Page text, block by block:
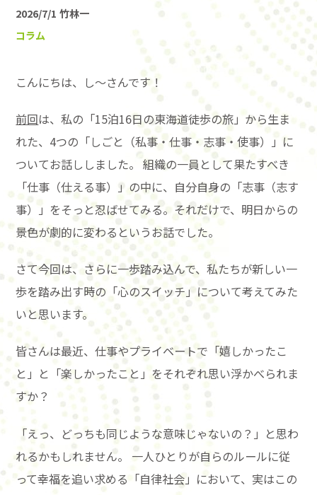
2026/7/1 竹林一
コラム
こんにちは、し〜さんです！
前回は、私の「15泊16日の東海道徒歩の旅」から生ま
れた、4つの「しごと（私事・仕事・志事・使事）」に
ついてお話ししました。 組織の一員として果たすべき
「仕事（仕える事）」の中に、自分自身の「志事（志す
事）」をそっと忍ばせてみる。それだけで、明日からの
景色が劇的に変わるというお話でした。
さて今回は、さらに一歩踏み込んで、私たちが新しい一
歩を踏み出す時の「心のスイッチ」について考えてみた
いと思います。
皆さんは最近、仕事やプライベートで「嬉しかったこ
と」と「楽しかったこと」をそれぞれ思い浮かべられま
すか？
「えっ、どっちも同じような意味じゃないの？」と思わ
れるかもしれません。 一人ひとりが自らのルールに従
って幸福を追い求める「自律社会」において、実はこの